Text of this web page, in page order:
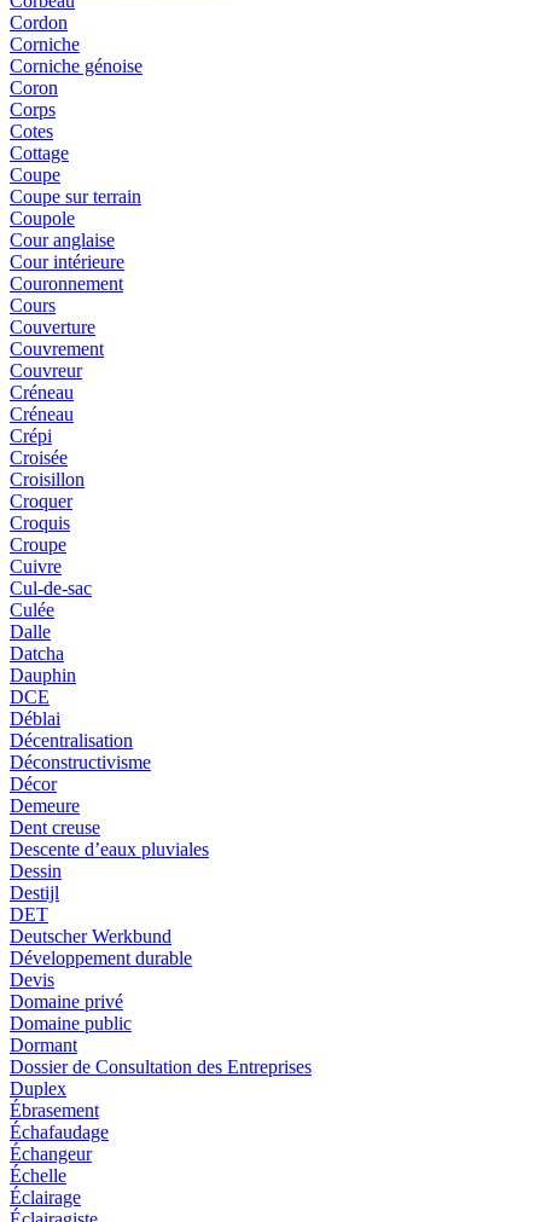
Cordon
Corniche
Corniche génoise
Coron
Corps
Cotes
Cottage
Coupe
Coupe sur terrain
Coupole
Cour anglaise
Cour intérieure
Couronnement
Cours
Couverture
Couvrement
Couvreur
Créneau
Créneau
Crépi
Croisée
Croisillon
Croquer
Croquis
Croupe
Cuivre
Cul-de-sac
Culée
Dalle
Datcha
Dauphin
DCE
Déblai
Décentralisation
Déconstructivisme
Décor
Demeure
Dent creuse
Descente d’eaux pluviales
Dessin
Destijl
DET
Deutscher Werkbund
Développement durable
Devis
Domaine privé
Domaine public
Dormant
Dossier de Consultation des Entreprises
Duplex
Ébrasement
Échafaudage
Échangeur
Échelle
Éclairage